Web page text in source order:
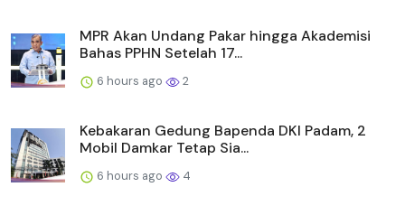
MPR Akan Undang Pakar hingga Akademisi
Bahas PPHN Setelah 17...
6 hours ago 2
Kebakaran Gedung Bapenda DKI Padam, 2
Mobil Damkar Tetap Sia...
6 hours ago 4